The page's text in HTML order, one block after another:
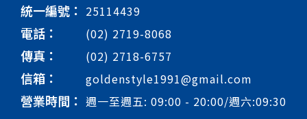
統一編號： 25114439
電話： (02) 2719-8068
傳真： (02) 2718-6757
信箱： goldenstyle1991@gmail.com
營業時間： 週一至週五: 09:00 - 20:00/週六:09:30